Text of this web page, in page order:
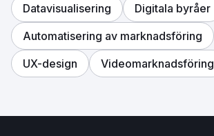
Datavisualisering
Digitala byråer
Automatisering av marknadsföring
UX-design
Videomarknadsföring